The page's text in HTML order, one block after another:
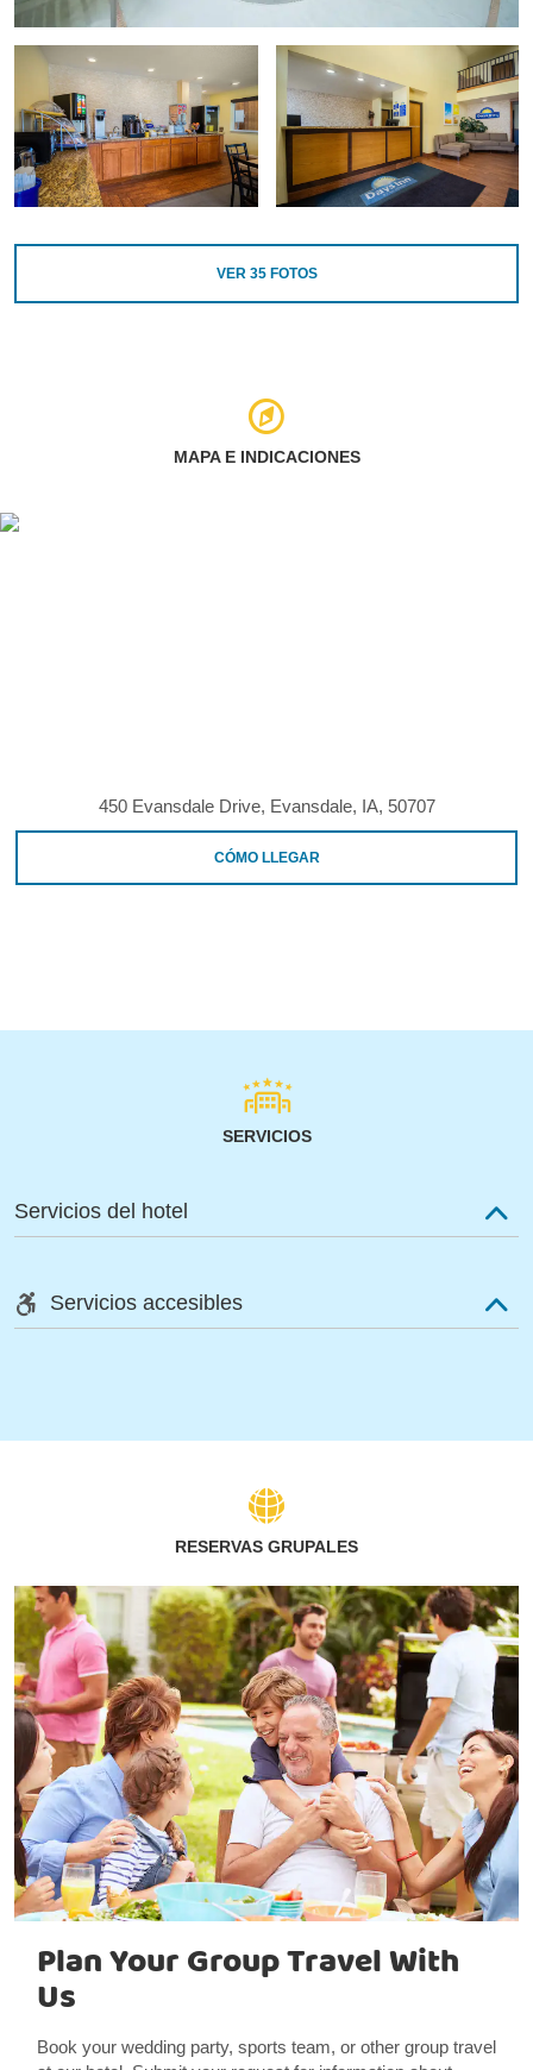
VER 35FOTOS
MAPA E INDICACIONES
450 Evansdale Drive, Evansdale, IA, 50707
CÓMO LLEGAR
SERVICIOS
Servicios del hotel
Servicios accesibles
RESERVAS GRUPALES
Plan Your Group Travel With
Us
Book your wedding party, sports team, or other group travel